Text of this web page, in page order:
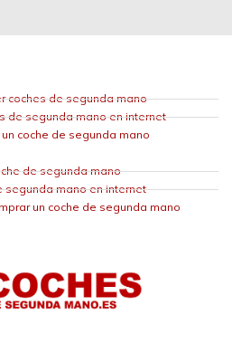
coches de segunda mano
de segunda mano en internet
coche de segunda mano
de segunda mano
segunda mano en internet
un coche de segunda mano